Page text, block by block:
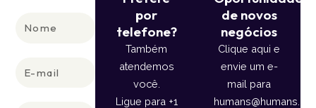
por
telefone?
Também
atendemos
você.
Ligue para +1
de novos
negócios
Clique aqui e
envie um e-
mail para